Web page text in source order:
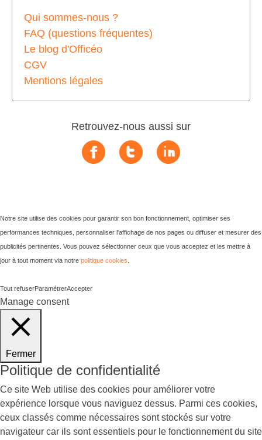
Qui sommes-nous ?
FAQ (questions fréquentes)
Le blog d'Officéo
CGV
Mentions légales
Retrouvez-nous aussi sur
Notre site utilise des cookies pour garantir son bon fonctionnement, optimiser ses
performances techniques, personnaliser l'affichage de nos pages ou diffuser et mesurer des
publicités pertinentes. Vous pouvez sélectionner ceux que vous acceptez et les mettre à
jour à tout moment via notre politique cookies
Tout refuserParamétrerAccepter
Manage consent
Fermer
Politique de confidentialité
Ce site Web utilise des cookies pour améliorer votre
expérience lorsque vous naviguez dessus. Parmi ces cookies,
ceux classés comme nécessaires sont stockés sur votre
navigateur car ils sont essentiels pour le fonctionnement du site